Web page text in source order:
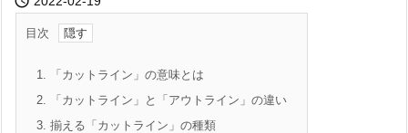
目次
1. 「カットライン」の意味とは
2. 「カットライン」と「アウトライン」の違い
3. 揃える「カットライン」の種類